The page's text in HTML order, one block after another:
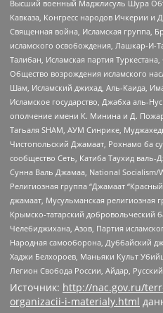
Высший военный Маджлисуль Шура
Кавказа, Конгресс народов Ичкерии и
Священная война, Исламская группа,
исламского освобождения, Лашкар-И-
Талибан, Исламская партия
Общество возрождения исламского
Шам, Исламский джихад, Аль-Каида,
Исламское государство, Джабха аль-
ополчение имени К. Минина и Д.
Тагьаля SHAM, АУМ Синрике,
Чистопольский Джамаат, Рохнамо ба
сообщество Сеть, Катиба Таухид
Сунна Валь Джамаа, National Socialism/
Религиозная группа “Джамаат
джамаат, Мусульманская религиозная
Крымско-татарский добровольческий
Челебиджихана, Азов, Партия
Народная самооборона, Дуббайский
Хаджи Белхороев, Маньяки Культ
Легион Свобода России, Айдар,
Источник: http://nac.gov.ru/
organizacii-i-materialy.html